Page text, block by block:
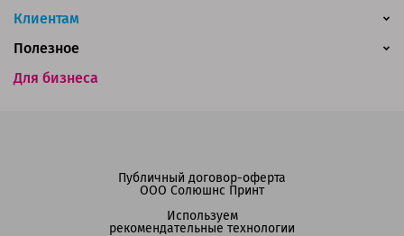
Клиентам
Для бизнеса
Полезное
Публичный договор-оферта
ООО Солюшнс Принт
Используем
рекомендательные технологии